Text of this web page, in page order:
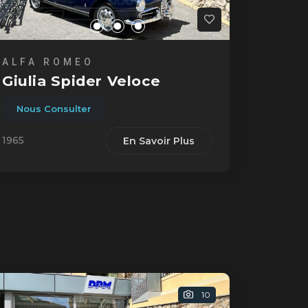
ALFA ROMEO
Giulia Spider Veloce
Nous Consulter
1965 En Savoir Plus
10